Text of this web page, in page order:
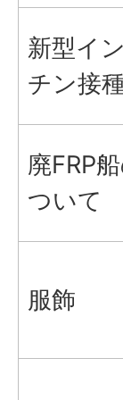
新型イ
チン接
廃FRP
ついて
服飾